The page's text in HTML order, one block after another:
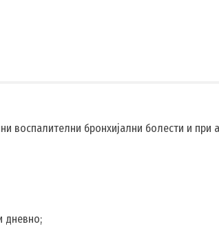
воспалителни бронхијални болести и при
дневно;